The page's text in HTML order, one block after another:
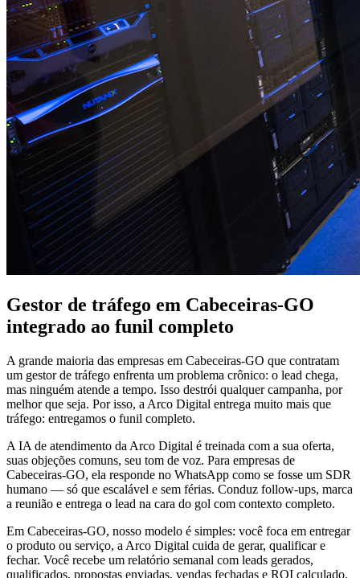
Gestor de tráfego em Cabeceiras-GO
integrado ao funil completo
A grande maioria das empresas em Cabeceiras-GO que contratam
um gestor de tráfego enfrenta um problema crônico: o lead chega,
mas ninguém atende a tempo. Isso destrói qualquer campanha, por
melhor que seja. Por isso, a Arco Digital entrega muito mais que
tráfego: entregamos o funil completo.
A IA de atendimento da Arco Digital é treinada com a sua oferta,
suas objeções comuns, seu tom de voz. Para empresas de
Cabeceiras-GO, ela responde no WhatsApp como se fosse um SDR
humano — só que escalável e sem férias. Conduz follow-ups, marca
a reunião e entrega o lead na cara do gol com contexto completo.
Em Cabeceiras-GO, nosso modelo é simples: você foca em entregar
o produto ou serviço, a Arco Digital cuida de gerar, qualificar e
fechar. Você recebe um relatório semanal com leads gerados,
qualificados, propostas enviadas, vendas fechadas e ROI calculado.